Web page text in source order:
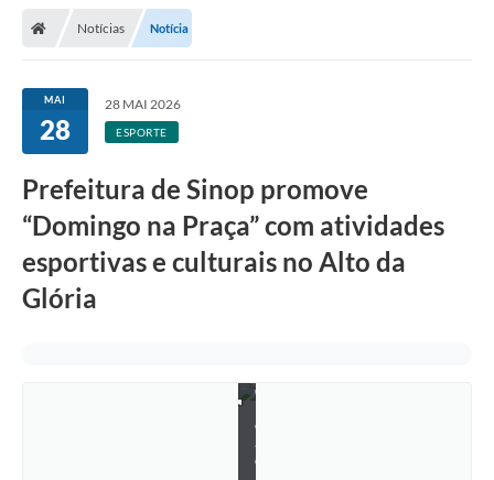
Notícias Notícia
MAI
28
28 MAI 2026
ESPORTE
Prefeitura de Sinop promove
“Domingo na Praça” com atividades
esportivas e culturais no Alto da
Glória
c
o
S
d
i
ç
ã
o